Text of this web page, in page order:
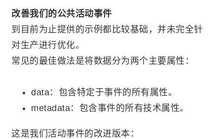
改善我们的公共活动事件
到目前为止提供的示例都比较基础，并未完全针
对生产进行优化。
常见的最佳做法是将数据分为两个主要属性：
data：包含特定于事件的所有属性。
metadata：包含事件的所有技术属性。
这是我们活动事件的改进版本：